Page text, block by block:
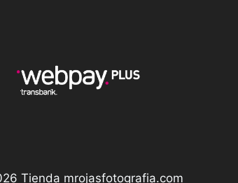
Tienda mrojasfotografia.com